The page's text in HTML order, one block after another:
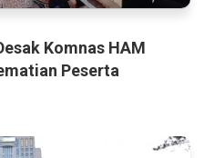
Komnas HAM
Peserta